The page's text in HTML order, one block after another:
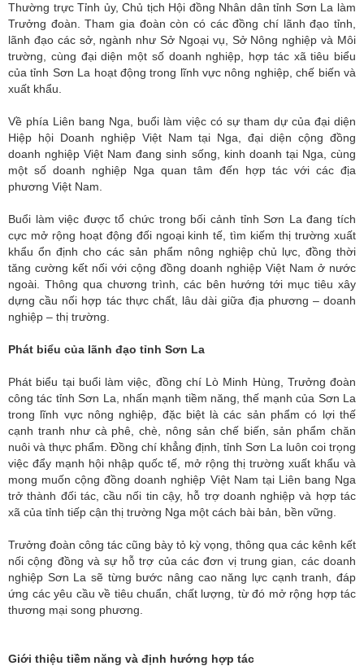
Thường trực Tỉnh ủy, Chủ tịch Hội đồng Nhân dân tỉnh Sơn La làm
Trưởng đoàn. Tham gia đoàn còn có các đồng chí lãnh đạo tỉnh,
lãnh đạo các sở, ngành như Sở Ngoại vụ, Sở Nông nghiệp và Môi
trường, cùng đại diện một số doanh nghiệp, hợp tác xã tiêu biểu
của tỉnh Sơn La hoạt động trong lĩnh vực nông nghiệp, chế biến và
xuất khẩu.
Về phía Liên bang Nga, buổi làm việc có sự tham dự của đại diện
Hiệp hội Doanh nghiệp Việt Nam tại Nga, đại diện cộng đồng
doanh nghiệp Việt Nam đang sinh sống, kinh doanh tại Nga, cùng
một số doanh nghiệp Nga quan tâm đến hợp tác với các địa
phương Việt Nam.
Buổi làm việc được tổ chức trong bối cảnh tỉnh Sơn La đang tích
cực mở rộng hoạt động đối ngoại kinh tế, tìm kiếm thị trường xuất
khẩu ổn định cho các sản phẩm nông nghiệp chủ lực, đồng thời
tăng cường kết nối với cộng đồng doanh nghiệp Việt Nam ở nước
ngoài. Thông qua chương trình, các bên hướng tới mục tiêu xây
dựng cầu nối hợp tác thực chất, lâu dài giữa địa phương – doanh
nghiệp – thị trường.
Phát biểu của lãnh đạo tỉnh Sơn La
Phát biểu tại buổi làm việc, đồng chí Lò Minh Hùng, Trưởng đoàn
công tác tỉnh Sơn La, nhấn mạnh tiềm năng, thế mạnh của Sơn La
trong lĩnh vực nông nghiệp, đặc biệt là các sản phẩm có lợi thế
cạnh tranh như cà phê, chè, nông sản chế biến, sản phẩm chăn
nuôi và thực phẩm. Đồng chí khẳng định, tỉnh Sơn La luôn coi trọng
việc đẩy mạnh hội nhập quốc tế, mở rộng thị trường xuất khẩu và
mong muốn cộng đồng doanh nghiệp Việt Nam tại Liên bang Nga
trở thành đối tác, cầu nối tin cậy, hỗ trợ doanh nghiệp và hợp tác
xã của tỉnh tiếp cận thị trường Nga một cách bài bản, bền vững.
Trưởng đoàn công tác cũng bày tỏ kỳ vọng, thông qua các kênh kết
nối cộng đồng và sự hỗ trợ của các đơn vị trung gian, các doanh
nghiệp Sơn La sẽ từng bước nâng cao năng lực cạnh tranh, đáp
ứng các yêu cầu về tiêu chuẩn, chất lượng, từ đó mở rộng hợp tác
thương mại song phương.
Giới thiệu tiềm năng và định hướng hợp tác